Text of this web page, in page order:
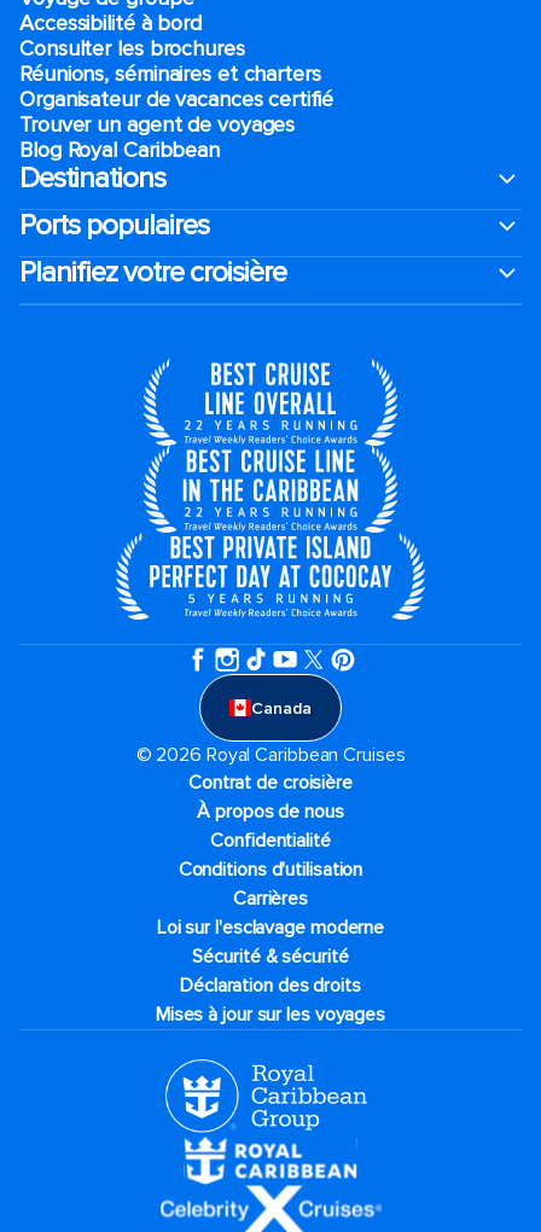
Accessibilité à bord​
Consulter les brochures
Réunions, séminaires et charters
Organisateur de vacances certifié
Trouver un agent de voyages
Blog Royal Caribbean
Destinations
Ports populaires
Planifiez votre croisière
Canada
© 2026 Royal Caribbean Cruises
Contrat de croisière
À propos de nous
Confidentialité
Conditions d'utilisation
Carrières
Loi sur l'esclavage moderne
Sécurité & sécurité
Déclaration des droits
Mises à jour sur les voyages